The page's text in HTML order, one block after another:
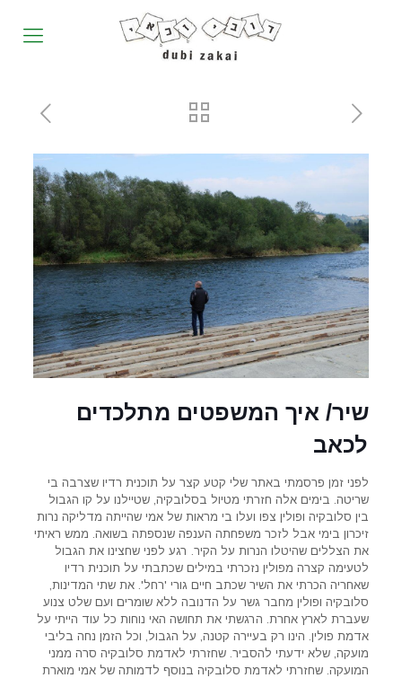
שיר/ איך המשפטים מתלכדים
לכאב
לפני זמן פרסמתי באתר שלי קטע קצר על תוכנית רדיו שצרבה בי
שריטה. בימים אלה חזרתי מטיול בסלובקיה, שטיילנו על קו הגבול
בין סלובקיה ופולין צפו ועלו בי מראות של אמי שהייתה מדליקה נרות
זיכרון בימי אבל לזכר משפחתה הענפה שנספתה בשואה. ממש ראיתי
את הצללים שהיטלו הנרות על הקיר. רגע לפני שחצינו את הגבול
לטעימה קצרה מפולין נזכרתי במילים שכתבתי על תוכנית רדיו
שאחריה הכרתי את השיר שכתב חיים גורי 'רחל'. את שתי המדינות,
סלובקיה ופולין מחבר גשר על הדנובה ללא שומרים ועם שלט צנוע
שעברת לארץ אחרת. הרגשתי את תחושה האי נוחות כל עוד הייתי על
אדמת פולין. הינו רק בעיירה קטנה, על הגבול, וכל הזמן נחה בליבי
מועקה, שלא ידעתי להסביר. שחזרתי לאדמת סלובקיה סרה ממני
המועקה. שחזרתי לאדמת סלובקיה בנוסף לדמותה של אמי מוארת